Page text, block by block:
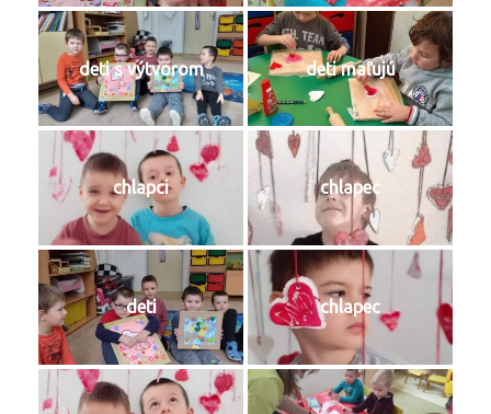
deti s výtvorom deti maľujú
chlapci chlapec
deti chlapec